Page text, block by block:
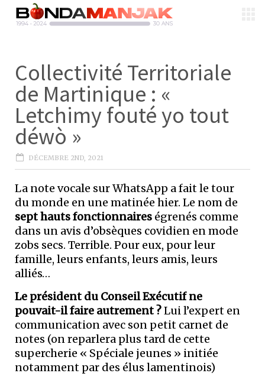
Collectivité Territoriale
de Martinique : «
Letchimy fouté yo tout
déwò »
DÉCEMBRE 2ND, 2021
La note vocale sur WhatsApp a fait le tour
du monde en une matinée hier. Le nom de
sept hauts fonctionnaires égrenés comme
dans un avis d’obsèques covidien en mode
zobs secs. Terrible. Pour eux, pour leur
famille, leurs enfants, leurs amis, leurs
alliés…
Le président du Conseil Exécutif ne
pouvait-il faire autrement ?Lui l’expert en
communication avec son petit carnet de
notes (on reparlera plus tard de cette
supercherie « Spéciale jeunes » initiée
notamment par des élus lamentinois)